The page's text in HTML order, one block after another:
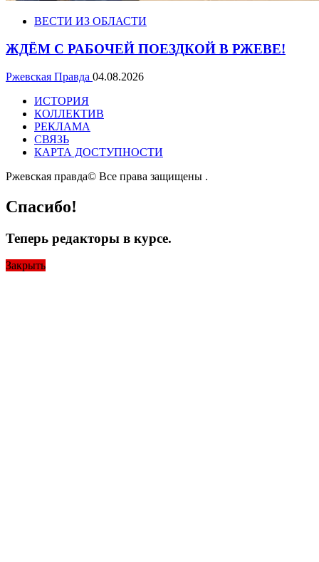
ВЕСТИ ИЗ ОБЛАСТИ
ЖДЁМ С РАБОЧЕЙ ПОЕЗДКОЙ В РЖЕВЕ!
Ржевская Правда 04.08.2026
ИСТОРИЯ
КОЛЛЕКТИВ
РЕКЛАМА
СВЯЗЬ
КАРТА ДОСТУПНОСТИ
Ржевская правда© Все права защищены .
Спасибо!
Теперь редакторы в курсе.
Закрыть